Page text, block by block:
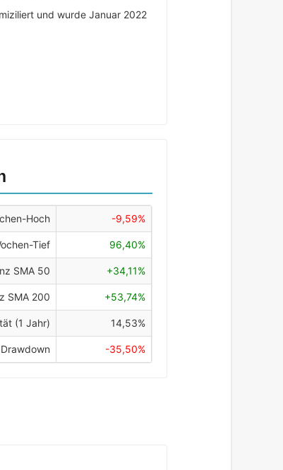
und wurde Januar 2022
Hoch -9,59%
Tief 96,40%
SMA 50 +34,11%
SMA 200 +53,74%
(1 Jahr) 14,53%
-35,50%